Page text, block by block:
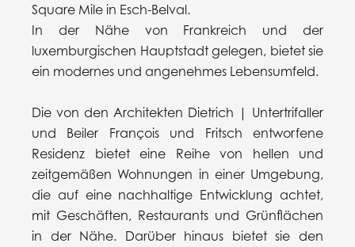
Square Mile in Esch-Belval.
In der Nähe von Frankreich und der
luxemburgischen Hauptstadt gelegen, bietet sie
ein modernes und angenehmes Lebensumfeld.
Die von den Architekten Dietrich | Untertrifaller
und Beiler François und Fritsch entworfene
Residenz bietet eine Reihe von hellen und
zeitgemäßen Wohnungen in einer Umgebung,
die auf eine nachhaltige Entwicklung achtet,
mit Geschäften, Restaurants und Grünflächen
in der Nähe. Darüber hinaus bietet sie den